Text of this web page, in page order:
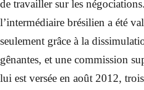
de travailler sur les
l’intermédiaire brésilien a été
seulement grâce à la
gênantes, et une commission
lui est versée en août 2012,